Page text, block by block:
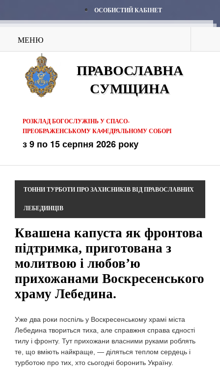
ОСОБИСТИЙ КАБІНЕТ
МЕНЮ
ПРАВОСЛАВНА
СУМЩИНА
РОЗКЛАД БОГОСЛУЖІНЬ У СПАСО-
ПРЕОБРАЖЕНСЬКОМУ КАФЕДРАЛЬНОМУ СОБОРІ
з 9 по 15 серпня 2026 року
ТОННИ ТУРБОТИ ПРО ЗАХИСНИКІВ ВІД ПРАВОСЛАВНИХ
ЛЕБЕДИНЦІВ
Квашена капуста як фронтова
підтримка, приготована з
молитвою і любов’ю
прихожанами Воскресенського
храму Лебедина.
Уже два роки поспіль у Воскресенському храмі міста
Лебедина твориться тиха, але справжня справа єдності
тилу і фронту. Тут прихожани власними руками роблять
те, що вміють найкраще, — діляться теплом сердець і
турботою про тих, хто сьогодні боронить Україну.